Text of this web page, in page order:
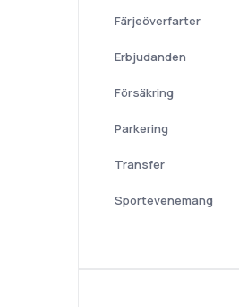
Färjeöverfarter
Erbjudanden
Försäkring
Parkering
Transfer
Sportevenemang